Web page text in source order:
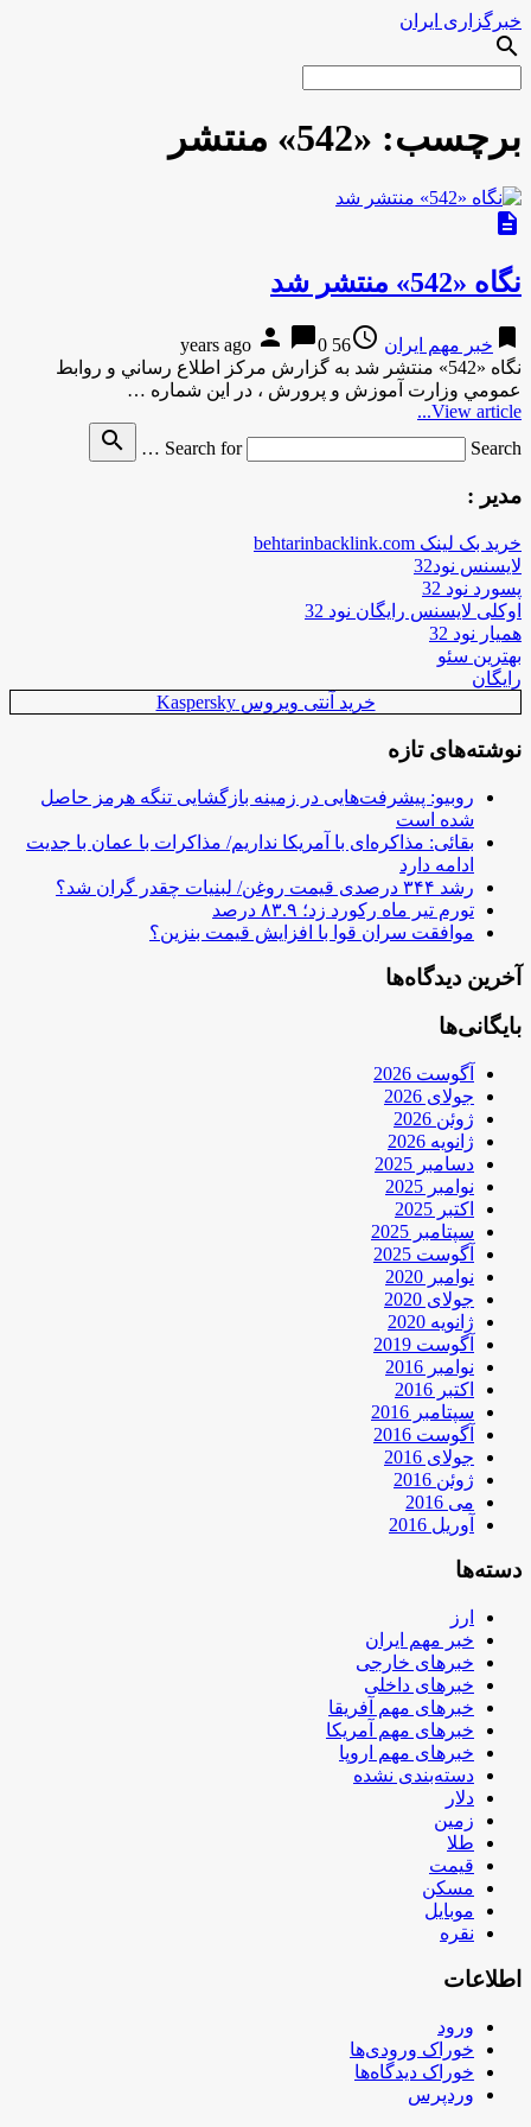
خبرگزاری ایران
search
برچسب: «542» منتشر
description
نگاه «542» منتشر شد
bookmark خبر مهم ایران access_time
56 years ago
person chat_bubble0
نگاه «542» منتشر شد به گزارش مركز اطلاع رساني و روابط
عمومي وزارت آموزش و پرورش ، در اين شماره …
View article...
Search for
Search …
search
مدیر :
خرید بک لینک behtarinbacklink.com
لایسنس نود32
پسورد نود 32
اوکلی لایسنس رایگان نود 32
همیار نود 32
بهترین سئو
رایگان
خرید آنتی ویروس Kaspersky
نوشته‌های تازه
روبیو: پیشرفت‌هایی در زمینه بازگشایی تنگه هرمز حاصل
شده است
بقائی: مذاکره‌ای با آمریکا نداریم/ مذاکرات با عمان با جدیت
ادامه دارد
رشد ۳۴۴ درصدی قیمت روغن/ لبنیات چقدر گران شد؟
تورم تیر ماه رکورد زد؛ ۸۳.۹ درصد
موافقت سران قوا با افزایش قیمت بنزین؟
آخرین دیدگاه‌ها
بایگانی‌ها
آگوست 2026
جولای 2026
ژوئن 2026
ژانویه 2026
دسامبر 2025
نوامبر 2025
اکتبر 2025
سپتامبر 2025
آگوست 2025
نوامبر 2020
جولای 2020
ژانویه 2020
آگوست 2019
نوامبر 2016
اکتبر 2016
سپتامبر 2016
آگوست 2016
جولای 2016
ژوئن 2016
می 2016
آوریل 2016
دسته‌ها
ارز
خبر مهم ایران
خبرهای خارجی
خبرهای داخلی
خبرهای مهم آفریقا
خبرهای مهم آمریکا
خبرهای مهم اروپا
دسته‌بندی نشده
دلار
زمین
طلا
قیمت
مسکن
موبایل
نقره
اطلاعات
ورود
خوراک ورودی‌ها
خوراک دیدگاه‌ها
وردپرس